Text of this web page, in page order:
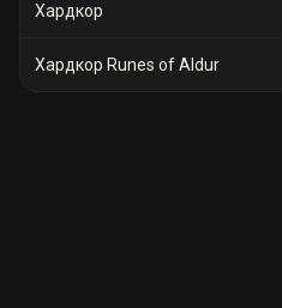
Хардкор
Хардкор Runes of Aldur